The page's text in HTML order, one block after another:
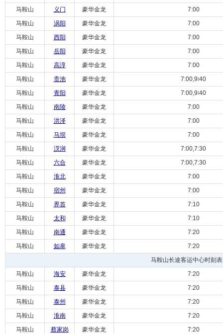
马鞍山 义门 豪华金龙
7:00
马鞍山
涡阳 豪华金龙
7:00
马鞍山
西阳 豪华金龙
7:00
马鞍山
岳阳 豪华金龙
7:00
马鞍山
高淳 豪华金龙
7:00
马鞍山
贵池 豪华金龙
7:00,9∶40
马鞍山
青阳 豪华金龙
7:00,9∶40
马鞍山
南陵 豪华金龙
7:00
马鞍山
洪泽 豪华金龙
7:00
马鞍山
马坝 豪华金龙
7:00
马鞍山
汊涧 豪华金龙
7:00,7:30
马鞍山
六合 豪华金龙
7:00,7:30
马鞍山
淮北 豪华金龙
7:00
马鞍山
宿州 豪华金龙
7:00
马鞍山
界首 豪华金龙
7:10
马鞍山
太和 豪华金龙
7:10
马鞍山
南通 豪华金龙
7:20
马鞍山
如皋 豪华金龙
7:20
马鞍山长途客运中心时刻表
马鞍山
海安 豪华金龙
7:20
马鞍山
泰县 豪华金龙
7:20
马鞍山
泰州 豪华金龙
7:20
马鞍山
淮南 豪华金龙
7:20
马鞍山
蔡家岗 豪华金龙
7:20